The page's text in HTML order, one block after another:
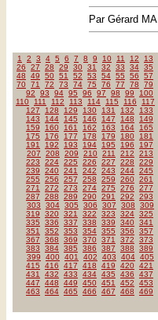
Par Gérard
1 2 3 4 5 6 7 8 9 10 11 12
13
26
27 28 29 30 31 32 33 34 35
48
49 50 51 52 53 54 55 56
57
70 71 72 73 74 75 76 77 78
79
92
93 94 95 96 97 98 99
100
110
111 112 113 114 115 116
117
127
128 129 130 131 132
133
143
144 145 146 147 148
149
159
160 161 162 163 164
165
175
176 177 178 179 180
181
191
192 193 194 195 196
197
207
208 209 210 211 212
213
223
224 225 226 227 228
229
239
240 241 242 243 244 245
255
256 257 258 259 260 261
271
272 273 274 275 276
277
287
288 289 290 291 292
293
303
304 305 306 307 308
309
319
320 321 322 323 324 325
335
336 337 338 339 340 341
351
352 353 354 355 356
357
367
368 369 370 371 372
373
383
384 385 386 387 388
389
399
400 401 402 403 404 405
415
416 417 418 419 420 421
431
432 433 434 435 436
437
447
448 449 450 451 452
453
463
464 465 466 467 468 469